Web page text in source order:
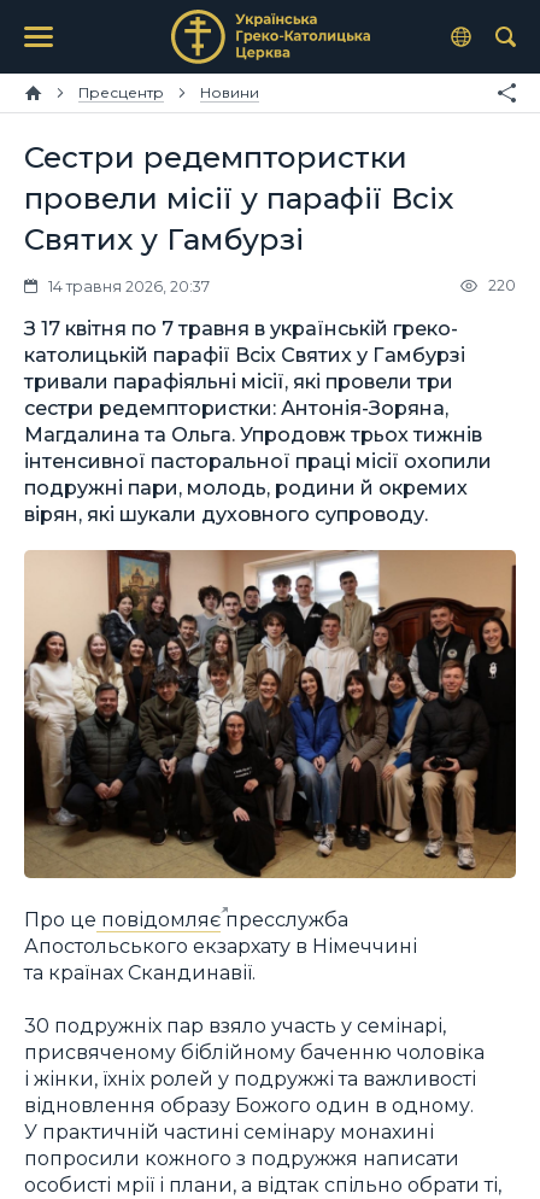
Пресцентр Новини
Сестри редемптористки
провели місії у парафії Всіх
Святих у Гамбурзі
14 травня 2026, 20:37 220
З 17 квітня по 7 травня в українській греко-
католицькій парафії Всіх Святих у Гамбурзі
тривали парафіяльні місії, які провели три
сестри редемптористки: Антонія-Зоряна,
Магдалина та Ольга. Упродовж трьох тижнів
інтенсивної пасторальної праці місії охопили
подружні пари, молодь, родини й окремих
вірян, які шукали духовного супроводу.
Про це повідомляєпресслужба
Апостольського екзархату в Німеччині
та країнах Скандинавії.
30 подружніх пар взяло участь у семінарі,
присвяченому біблійному баченню чоловіка
і жінки, їхніх ролей у подружжі та важливості
відновлення образу Божого один в одному.
У практичній частині семінару монахині
попросили кожного з подружжя написати
особисті мрії і плани, а відтак спільно обрати ті,